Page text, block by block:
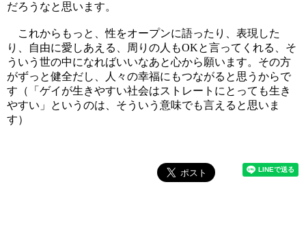
だろうなと思います。
これからもっと、性をオープンに語ったり、表現した
り、自由に愛しあえる、周りの人もOKと言ってくれる、そ
ういう世の中になればいいなあと心から願います。その方
がずっと健全だし、人々の幸福にもつながると思うからで
す（「ゲイが生きやすい社会はストレートにとっても生き
やすい」というのは、そういう意味でも言えると思いま
す）